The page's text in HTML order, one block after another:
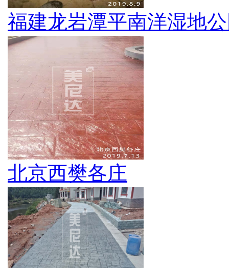
福建龙岩潭平南洋湿地
北京西樊各庄